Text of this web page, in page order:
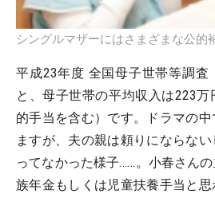
シングルマザーにはさまざまな公的
平成23年度 全国母子世帯等調査
と、母子世帯の平均収入は223
的手当を含む）です。ドラマの
ますが、夫の親は頼りにならな
ってなかった様子……。小春さん
族年金もしくは児童扶養手当と